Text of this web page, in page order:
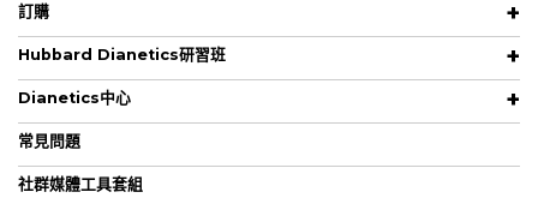
訂購
Hubbard Dianetics研習班
Dianetics中心
常見問題
社群媒體工具套組